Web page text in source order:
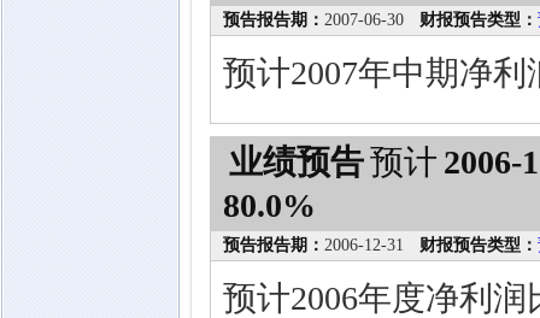
预告报告期： 2007-06-30 财报预告类型：
预计2007年中期净利
业绩预告预计 2006-
80.0%
预告报告期： 2006-12-31 财报预告类型：
预计2006年度净利润